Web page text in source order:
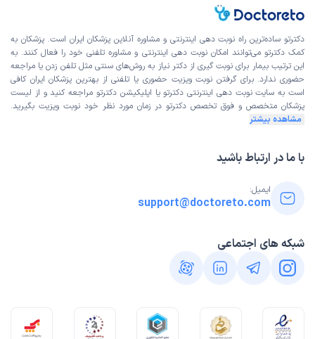
دکترتو ساده‌ترین راه نوبت‌ دهی اینترنتی و مشاوره آنلاین پزشکان ایران است. پزشکان به
کمک دکترتو می‌توانند امکان نوبت دهی اینترنتی و مشاوره تلفنی خود را فعال کنند. به
این ترتیب بیمار برای نوبت گیری از دکتر نیاز به روش‌های سنتی مثل تلفن زدن یا مراجعه
حضوری ندارد. برای گرفتن نوبت ویزیت حضوری یا تلفنی از بهترین پزشکان ایران کافی
است به سایت نوبت دهی اینترنتی دکترتو یا اپلیکیشن دکترتو مراجعه کنید و از لیست
پزشکان متخصص و فوق تخصص دکترتو در زمان مورد نظر خود نوبت ویزیت بگیرید.
مشاهده بیشتر
با ما در ارتباط باشید
ایمیل:
support@doctoreto.com
شبکه های اجتماعی